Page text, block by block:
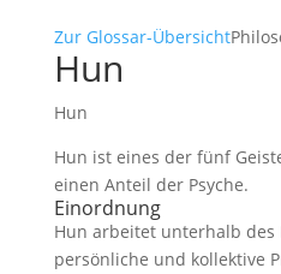
Zur Glossar-Übersicht
Hun
Hun
Hun ist eines der fünf
einen Anteil der Psyche.
Einordnung
Hun arbeitet unterhalb des
persönliche und kollektive